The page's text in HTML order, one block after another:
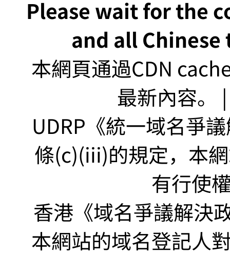
Please wait for the
and all
本網頁通過CDN
最新內容。
UDRP《統一域名爭
條(c)(iii)的規定，本
有行使
香港《域名爭議解決
本網站的域名登記人